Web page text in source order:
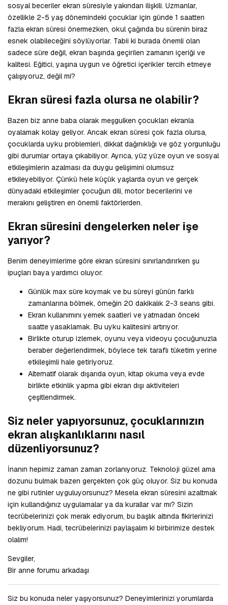
sosyal beceriler ekran süresiyle yakından ilişkili. Uzmanlar,
özellikle 2-5 yaş dönemindeki çocuklar için günde 1 saatten
fazla ekran süresi önermezken, okul çağında bu sürenin biraz
esnek olabileceğini söylüyorlar. Tabii ki burada önemli olan
sadece süre değil, ekran başında geçirilen zamanın içeriği ve
kalitesi. Eğitici, yaşına uygun ve öğretici içerikler tercih etmeye
çalışıyoruz, değil mi?
Ekran süresi fazla olursa ne olabilir?
Bazen biz anne baba olarak meşgulken çocukları ekranla
oyalamak kolay geliyor. Ancak ekran süresi çok fazla olursa,
çocuklarda uyku problemleri, dikkat dağınıklığı ve göz yorgunluğu
gibi durumlar ortaya çıkabiliyor. Ayrıca, yüz yüze oyun ve sosyal
etkileşimlerin azalması da duygu gelişimini olumsuz
etkileyebiliyor. Çünkü hele küçük yaşlarda oyun ve gerçek
dünyadaki etkileşimler çocuğun dili, motor becerilerini ve
merakını geliştiren en önemli faktörlerden.
Ekran süresini dengelerken neler işe
yarıyor?
Benim deneyimlerime göre ekran süresini sınırlandırırken şu
ipuçları baya yardımcı oluyor:
Günlük max süre koymak ve bu süreyi günün farklı
zamanlarına bölmek, örneğin 20 dakikalık 2-3 seans gibi.
Ekran kullanımını yemek saatleri ve yatmadan önceki
saatte yasaklamak. Bu uyku kalitesini artırıyor.
Birlikte oturup izlemek, oyunu veya videoyu çocuğunuzla
beraber değerlendirmek, böylece tek taraflı tüketim yerine
etkileşimli hale getiriyoruz.
Alternatif olarak dışarıda oyun, kitap okuma veya evde
birlikte etkinlik yapma gibi ekran dışı aktiviteleri
çeşitlendirmek.
Siz neler yapıyorsunuz, çocuklarınızın
ekran alışkanlıklarını nasıl
düzenliyorsunuz?
İnanın hepimiz zaman zaman zorlanıyoruz. Teknoloji güzel ama
dozunu bulmak bazen gerçekten çok güç oluyor. Siz bu konuda
ne gibi rutinler uyguluyorsunuz? Mesela ekran süresini azaltmak
için kullandığınız uygulamalar ya da kurallar var mı? Sizin
tecrübelerinizi çok merak ediyorum, bu başlık altında fikirlerinizi
bekliyorum. Hadi, tecrübelerinizi paylaşalım ki birbirimize destek
olalım!
Sevgiler,
Bir anne forumu arkadaşı
Siz bu konuda neler yaşıyorsunuz? Deneyimlerinizi yorumlarda